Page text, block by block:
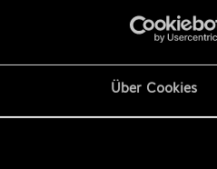
Über Cookies